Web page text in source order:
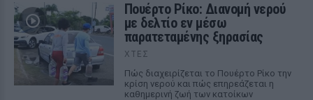
Πουέρτο Ρίκο: Διανομή νερού
με δελτίο εν μέσω
παρατεταμένης ξηρασίας
ΧΤΕΣ
Πώς διαχειρίζεται το Πουέρτο Ρίκο την
κρίση νερού και πώς επηρεάζεται η
καθημερινή ζωή των κατοίκων